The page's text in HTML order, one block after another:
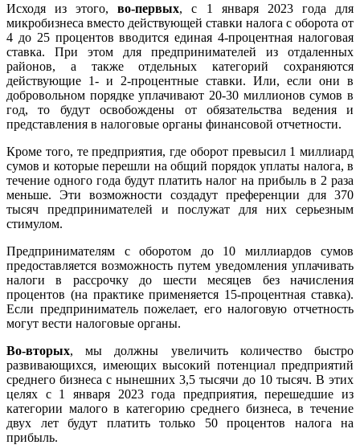
Исходя из этого,во-первых, с 1 января 2023 года для
микробизнеса вместо действующей ставки налога с оборота от
4 до 25 процентов вводится единая 4-процентная налоговая
ставка. При этом для предпринимателей из отдаленных
районов, а также отдельных категорий сохраняются
действующие 1- и 2-процентные ставки. Или, если они в
добровольном порядке уплачивают 20-30 миллионов сумов в
год, то будут освобождены от обязательства ведения и
представления в налоговые органы финансовой отчетности.
Кроме того, те предприятия, где оборот превысил 1 миллиард
сумов и которые перешли на общий порядок уплаты налога, в
течение одного года будут платить налог на прибыль в 2 раза
меньше. Эти возможности создадут преференции для 370
тысяч предпринимателей и послужат для них серьезным
стимулом.
Предпринимателям с оборотом до 10 миллиардов сумов
предоставляется возможность путем уведомления уплачивать
налоги в рассрочку до шести месяцев без начисления
процентов (на практике применяется 15-процентная ставка).
Если предприниматель пожелает, его налоговую отчетность
могут вести налоговые органы.
Во-вторых, мы должны увеличить количество быстро
развивающихся, имеющих высокий потенциал предприятий
среднего бизнеса с нынешних 3,5 тысячи до 10 тысяч. В этих
целях с 1 января 2023 года предприятия, перешедшие из
категории малого в категорию среднего бизнеса, в течение
двух лет будут платить только 50 процентов налога на
прибыль.